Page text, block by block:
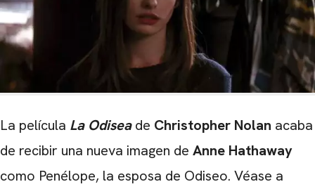
La película La Odiseade Christopher Nolan acaba
de recibir una nueva imagen de Anne Hathaway
como Penélope, la esposa de Odiseo. Véase a